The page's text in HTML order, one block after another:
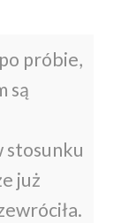
próbie,
są
stosunku
już